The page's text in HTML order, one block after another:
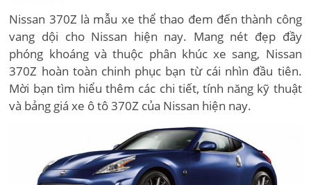
Nissan 370Z là mẫu xe thể thao đem đến thành công
vang dội cho Nissan hiện nay. Mang nét đẹp đầy
phóng khoáng và thuộc phân khúc xe sang, Nissan
370Z hoàn toàn chinh phục bạn từ cái nhìn đầu tiên.
Mời bạn tìm hiểu thêm các chi tiết, tính năng kỹ thuật
và bảng giá xe ô tô 370Z của Nissan hiện nay.